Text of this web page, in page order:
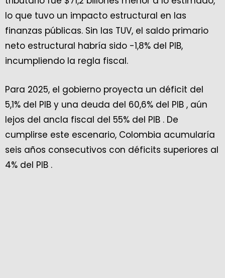
lo que tuvo un impacto estructural en las
finanzas públicas. Sin las TUV, el saldo primario
neto estructural habría sido -1,8% del PIB,
incumpliendo la regla fiscal.
Para 2025, el gobierno proyecta un déficit del
5,1% del PIB y una deuda del 60,6% del PIB , aún
lejos del ancla fiscal del 55% del PIB . De
cumplirse este escenario, Colombia acumularía
seis años consecutivos con déficits superiores al
4% del PIB .